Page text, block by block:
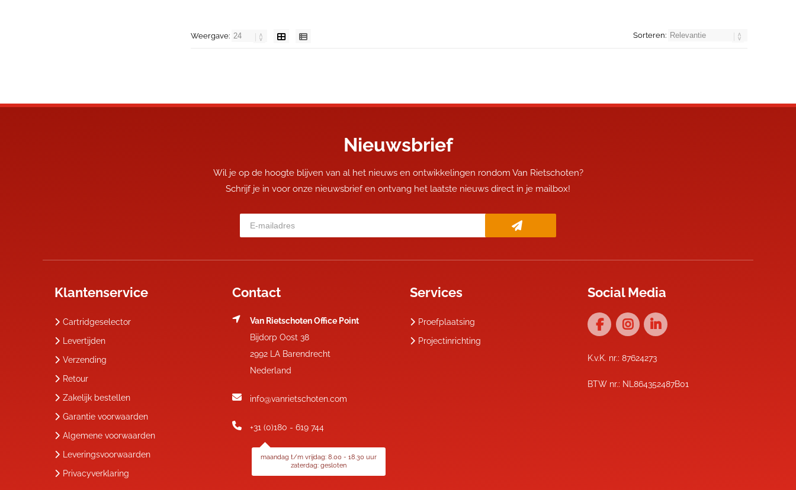
Weergave: Sorteren:
Nieuwsbrief
Wil je op de hoogte blijven van al het nieuws en ontwikkelingen rondom Van Rietschoten?
Schrijf je in voor onze nieuwsbrief en ontvang het laatste nieuws direct in je mailbox!
Klantenservice
Cartridgeselector
Levertijden
Verzending
Retour
Zakelijk bestellen
Garantie voorwaarden
Algemene voorwaarden
Leveringsvoorwaarden
Privacyverklaring
Contact
Van Rietschoten Office Point
Bijdorp Oost 38
2992 LA Barendrecht
Nederland
info@vanrietschoten.com
+31 (0)180 - 619 744
maandag t/m vrijdag: 8.00 - 18.30 uur
zaterdag: gesloten
Services
Proefplaatsing
Projectinrichting
Social Media
K.v.K. nr.: 87624273
BTW nr.: NL864352487B01